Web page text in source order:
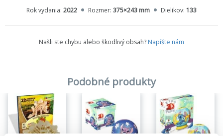
fantáziu. Hra s domčekom pre bábiky rozvíja zmysel pre rodinu a
Rozmery balenia: 37,5 × 24,3 × 6,4 cm
Rok vydania: 2022 Rozmer: 375×243 mm Dielikov: 133
Našli ste chybu alebo škodlivý obsah? Napíšte nám
Podobné produkty